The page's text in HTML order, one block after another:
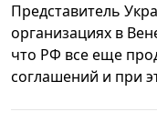
Представитель
организациях в
что РФ все еще
соглашений и при